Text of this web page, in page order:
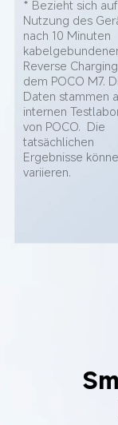
* Bezieht sich
Nutzung des
nach 10 Minuten
Reverse
dem POCO M7.
Daten stammen
internen
von POCO.  Die
tatsächlichen
Ergebnisse
variieren.